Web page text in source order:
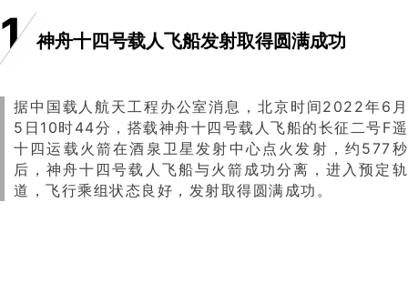
1 神舟十四号载人飞船发射取得圆满成功
据中国载人航天工程办公室消息，北京时间2022年6月
5日10时44分，搭载神舟十四号载人飞船的长征二号F遥
十四运载火箭在酒泉卫星发射中心点火发射，约577秒
后，神舟十四号载人飞船与火箭成功分离，进入预定轨
道，飞行乘组状态良好，发射取得圆满成功。